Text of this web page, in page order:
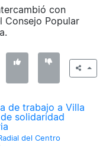
con
Consejo Popular
de trabajo a Villa
solidaridad
del Centro